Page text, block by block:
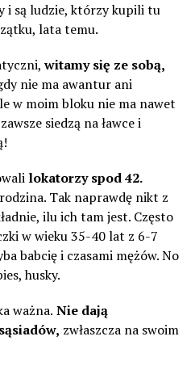
i są ludzie, którzy kupili tu
lata temu.
witamy się ze sobą,
nie ma awantur ani
w moim bloku nie ma nawet
siedzą na ławce i
lokatorzy spod 42.
Tak naprawdę nikt z
ilu ich tam jest. Często
w wieku 35-40 lat z 6-7
babcię i czasami mężów. No
husky.
ważna. Nie dają
zwłaszcza na swoim